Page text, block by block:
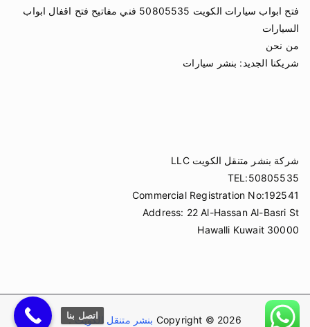
فتح ابواب سيارات الكويت 50805535 فني مفاتيح فتح اقفال ابواب
السيارات
من نحن
شريكنا الجديد: بنشر سيارات
شركة بنشر متنقل الكويت LLC
TEL:50805535
Commercial Registration No:192541
Address: 22 Al-Hassan Al-Basri St
Hawalli Kuwait 30000
Copyright © 2026 بنشر متنقل الكويت.
اتصل بنا